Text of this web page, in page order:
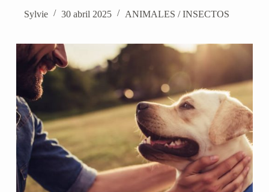
Sylvie 30 abril 2025 ANIMALES / INSECTOS